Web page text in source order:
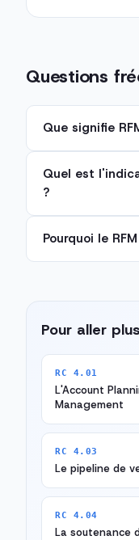
Questions
Que signifie
Quel est
?
Pourquoi le
Pour aller
RC 4.01
L'Account
Management
RC 4.03
Le pipeline de
RC 4.04
La soutenance